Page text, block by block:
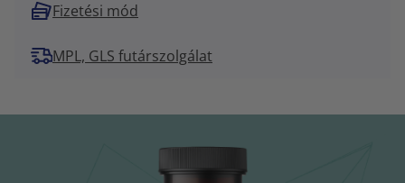
Fizetési mód
MPL, GLS futárszolgálat